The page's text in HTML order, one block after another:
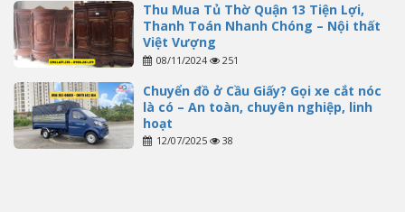
Thu Mua Tủ Thờ Quận 13 Tiện Lợi,
Thanh Toán Nhanh Chóng – Nội thất
Việt Vượng
08/11/2024 251
Chuyển đồ ở Cầu Giấy? Gọi xe cắt nóc
là có – An toàn, chuyên nghiệp, linh
hoạt
12/07/2025 38